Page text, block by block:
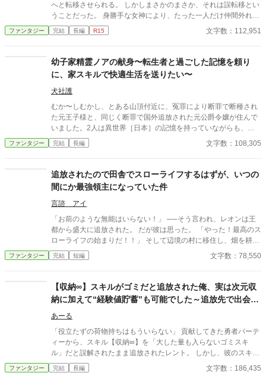
へと転移させられる。 しかしまさかのまさか、それは誤転移とい
うことだった。 身勝手な女神により、たった一人だけ仲間外れに
された挙句の果てに粗雑に扱われ、ほぼ投げ捨てられるようなか
たちで異世界の地へと下ろされてしまう。 そんな踏んだり蹴った
ファンタジー 完結 長編 R15 文字数：112,951
幼子家精霊ノアの献身〜転生者と過ごした記憶を頼り
に、家スキルで快適生活を送りたい〜
犬社護
むか〜しむかし、とある山頂付近に、冤罪により断罪で断種され
た元王子様と、同じく断罪で国外追放された元公爵令嬢が住んで
いました。2人は異世界［日本］の記憶を持っていながらも、味
方からの裏切りに遭ったことで人間不信となってしまい、およそ
50年間自給自足生活を続けてきましたが、ある日元王子様は寿命
《自分も彼と共に天へ》と真摯に祈ったことで、神様はその願い
を叶えるため、2人の住んでいた家に命を吹き込み、家精霊ノア
として誕生させました。ノアは、2人の願いを叶え丁重に葬りま
したが、同時に孤独となってしまいます。家精霊の性質上、1人
で生き抜くことは厳しい。そこで、ノアは下山することを決意し
ます。 これは転生者たちと過ごした記憶と知識を糧に、家スキル
を巧みに操りながら人々に善行を施し、仲間たちと共に世界に大
きな変革をもたす精霊の物語。
ファンタジー 完結 長編 文字数：108,305
追放されたので田舎でスローライフするはずが、いつの
間にか最強領主になっていた件
言諮 アイ
「お前のような無能はいらない！」 ──そう言われ、レオンは王
都から盛大に追放された。 だが彼は思った。 「やった！最高のス
ローライフの始まりだ！！」 そして辺境の村に移住し、畑を耕
し、温泉を掘り当て、牧場を開き、ついでに商売を始めたら……
気づけば村が巨大都市になっていた。 農業改革を進めたら周囲の
ったら各国の王族が観光に押し寄せる。 「俺はただ、のんびり暮
らしたいだけなんだが……？」 一方、レオンを追放した王国は、
バカ王のせいで経済崩壊＆敵国に占領寸前！ 慌てて「レオン様、
助けてください！！」と泣きついてくるが…… 「ん？ ちょっと待
て。俺に無能って言ったの、どこのどいつだっけ？」 もはや世界
最強の領主となったレオンは、 「好き勝手やった報い？ しらん
な」と華麗にスルーし、 今日ものんびり温泉につかるのだった。
ついでに「真の愛」まで手に入れて、レオンの楽園ライフは続く
──！
ファンタジー 完結 短編 文字数：78,550
【収納∞】スキルがゴミだと追放された俺、実は次元収
納に加えて“経験値貯蓄”も可能でした～追放先で出会っ
たもふもふスライムと伝説の竜を育成〜
あーる
「役立たずの荷物持ちはもういらない」 貢献してきた勇者パーテ
ィーから、スキル【収納∞】を「大した量も入らないゴミスキ
ル」だと誤解されたまま追放されたレント。 しかし、彼のスキル
は文字通り『無限』の容量を持つ次元収納に加え、得た経験値を
貯蓄し、仲間へ『分配』できる超チート能力だった！ 失意の中、
ファンタジー 完結 長編 文字数：186,435